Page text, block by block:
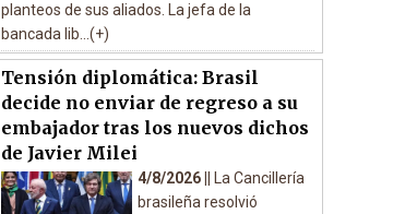
planteos de sus aliados. La jefa de la
bancada lib...(+)
Tensión diplomática: Brasil
decide no enviar de regreso a su
embajador tras los nuevos dichos
de Javier Milei
4/8/2026 ||
La Cancillería
brasileña resolvió